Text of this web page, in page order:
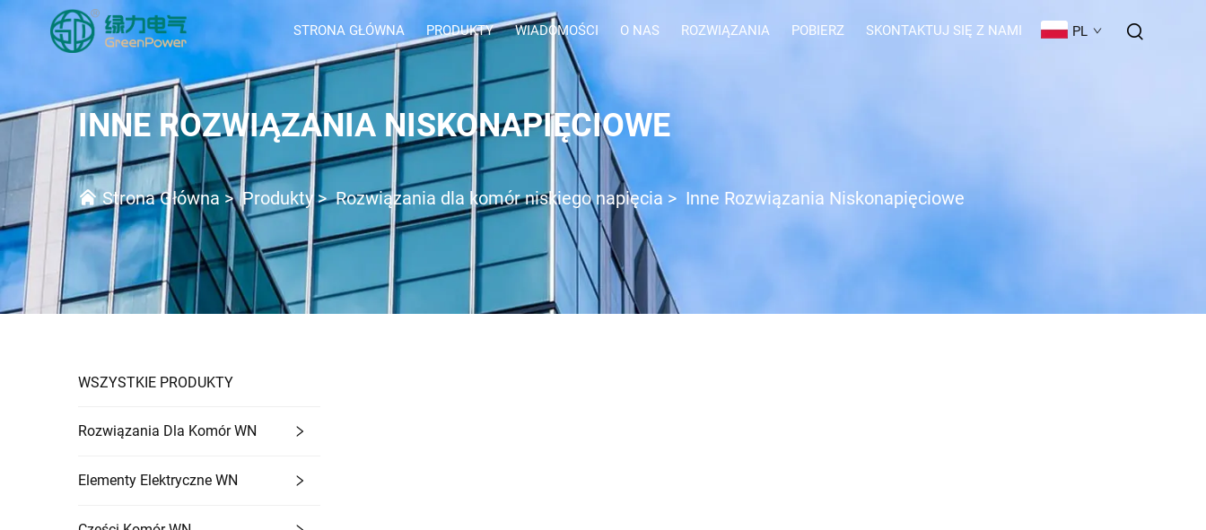
STRONA GŁÓWNA PRODUKTY WIADOMOŚCI O NAS ROZWIĄZANIA POBIERZ SKONTAKTUJ SIĘ Z NAMI PL
INNE ROZWIĄZANIA NISKONAPIĘCIOWE
Strona Główna >Produkty>Rozwiązania dla komór niskiego napięcia > Inne Rozwiązania Niskonapięciowe
WSZYSTKIE PRODUKTY
Rozwiązania Dla Komór WN
Elementy Elektryczne WN